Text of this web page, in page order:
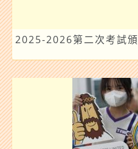
2025-2026第二次考試